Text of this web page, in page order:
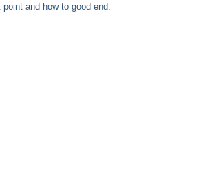
and how to good end.